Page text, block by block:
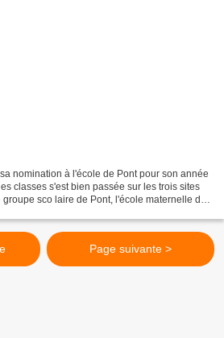
nomination à l'école de Pont pour son année
sco laire de Pont, l'école maternelle de
Page suivante >